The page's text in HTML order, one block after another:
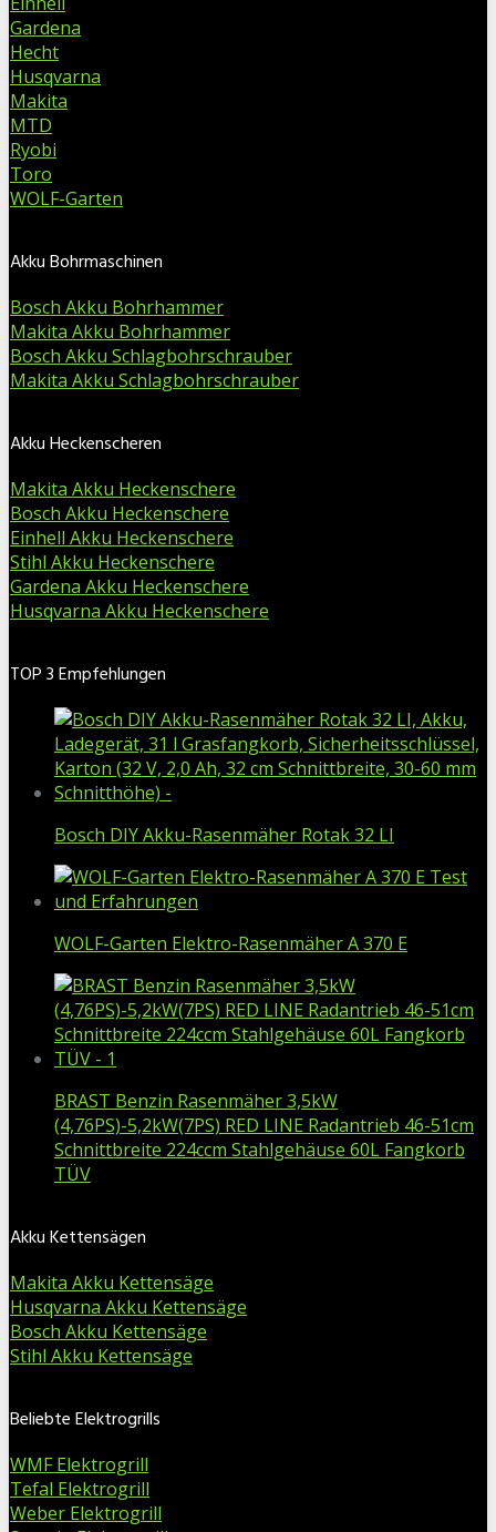
Gardena
Hecht
Husqvarna
Makita
MTD
Ryobi
Toro
WOLF-Garten
Akku Bohrmaschinen
Bosch Akku Bohrhammer
Makita Akku Bohrhammer
Bosch Akku Schlagbohrschrauber
Makita Akku Schlagbohrschrauber
Akku Heckenscheren
Makita Akku Heckenschere
Bosch Akku Heckenschere
Einhell Akku Heckenschere
Stihl Akku Heckenschere
Gardena Akku Heckenschere
Husqvarna Akku Heckenschere
TOP 3 Empfehlungen
Bosch DIY Akku-Rasenmäher Rotak 32 LI
WOLF-Garten Elektro-Rasenmäher A 370 E
BRAST Benzin Rasenmäher 3,5kW
(4,76PS)-5,2kW(7PS) RED LINE Radantrieb 46-51cm
Schnittbreite 224ccm Stahlgehäuse 60L Fangkorb
TÜV
Akku Kettensägen
Makita Akku Kettensäge
Husqvarna Akku Kettensäge
Bosch Akku Kettensäge
Stihl Akku Kettensäge
Beliebte Elektrogrills
WMF Elektrogrill
Tefal Elektrogrill
Weber Elektrogrill